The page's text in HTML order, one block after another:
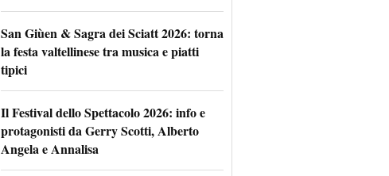
San Giùen & Sagra dei Sciatt 2026: torna
la festa valtellinese tra musica e piatti
tipici
Il Festival dello Spettacolo 2026: info e
protagonisti da Gerry Scotti, Alberto
Angela e Annalisa